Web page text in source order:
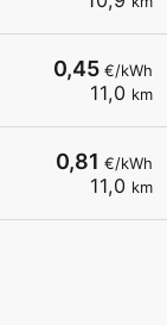
0,45 €/kWh
11,0 km
0,81 €/kWh
11,0 km